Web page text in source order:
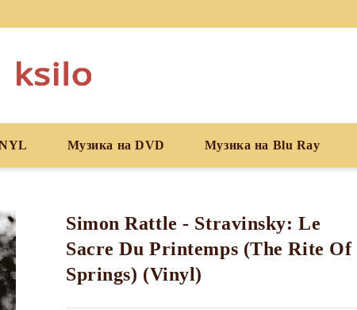
Музика на DVD Музика на Blu Ray
Simon Rattle - Stravinsky: Le
Sacre Du Printemps (The Rite Of
Springs) (Vinyl)